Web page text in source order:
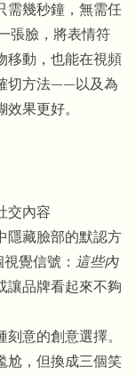
需幾秒鐘，無需任
張臉，將表情符
移動，也能在視頻
切方法——以及為
果更好。
交內容
隱藏臉部的默認方
覺信號： 這些內
讓品牌看起來不夠
意的創意選擇。
尬，但換成三個笑